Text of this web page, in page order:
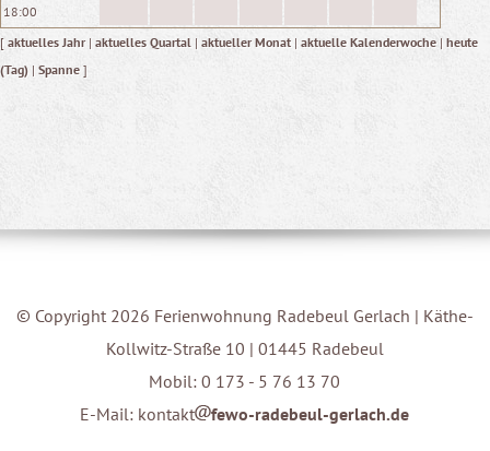
18:00
[ aktuelles Jahr| aktuelles Quartal | aktueller Monat | aktuelle Kalenderwoche| heute
(Tag) | Spanne ]
© Copyright 2026 Ferienwohnung Radebeul Gerlach | Käthe-
Kollwitz-Straße 10 | 01445 Radebeul
Mobil: 0 173 - 5 76 13 70
E-Mail: kontakt
fewo-radebeul-gerlach.de